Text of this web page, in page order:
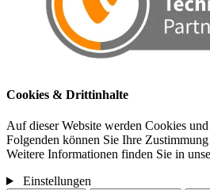
Cookies & Drittinhalte
Auf dieser Website werden Cookies
Folgenden können Sie Ihre
Weitere Informationen finden Sie in
Einstellungen